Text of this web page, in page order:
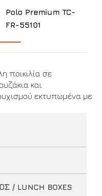
Polo Premium TC-
FR-55101
ποικιλία σε
και
εκτυπωμένα με
/ LUNCH BOXES